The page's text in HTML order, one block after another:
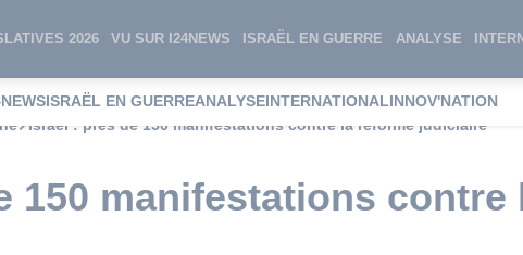
2026 VU SUR I24NEWS ISRAËL EN GUERRE ANALYSE
ISRAËL EN GUERREANALYSEINTERNATIONALINNOV'NATION
Israël : près de 150 manifestations contre la réforme judiciaire
150 manifestations contre